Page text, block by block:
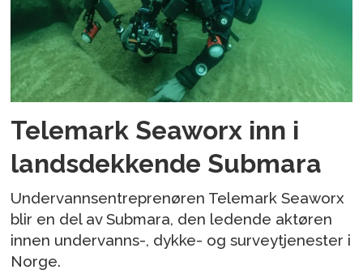
Telemark Seaworx inn i
landsdekkende Submara
Undervannsentreprenøren Telemark Seaworx
blir en del av Submara, den ledende aktøren
innen undervanns-, dykke- og surveytjenester i
Norge.